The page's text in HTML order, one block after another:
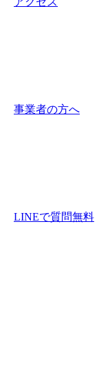
事業者の方へ
LINEで質問無料